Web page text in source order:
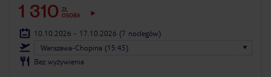
1 310 ZŁ
OSOBA
10.10.2026 - 17.10.2026 (7 noclegów)
Warszawa-Chopina (15:45)
Bez wyżywienia